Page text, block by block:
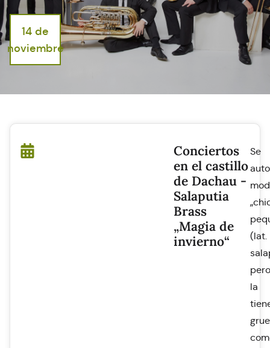
14 de
noviembre
Conciertos
en el castillo
de Dachau -
Salaputia
Brass
„Magia de
invierno“
Se
(lat.
pero
la